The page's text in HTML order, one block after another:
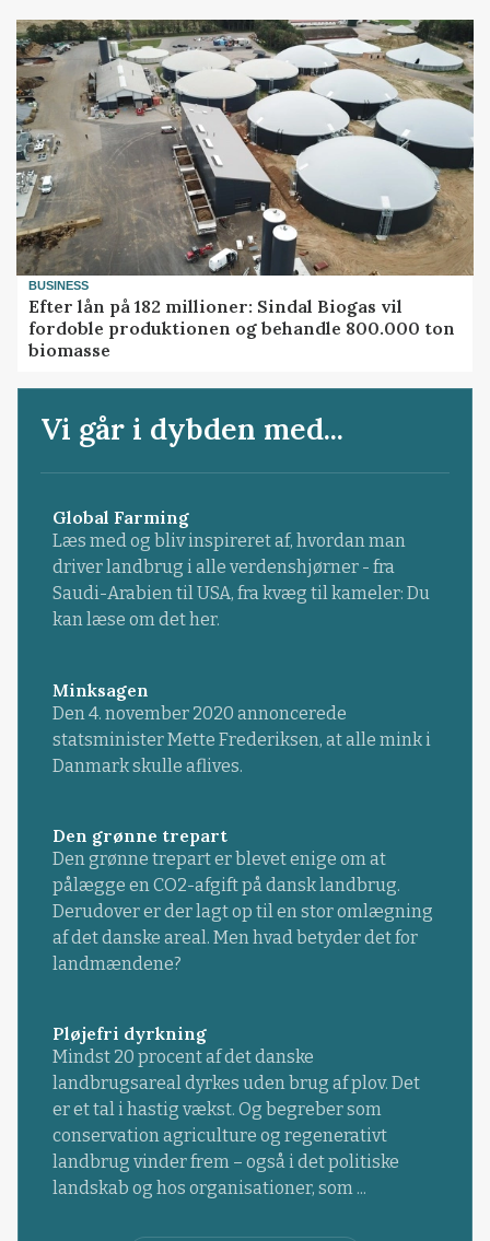
BUSINESS
Efter lån på 182 millioner: Sindal Biogas vil
fordoble produktionen og behandle 800.000 ton
biomasse
Vi går i dybden med...
Global Farming
Læs med og bliv inspireret af, hvordan man
driver landbrug i alle verdenshjørner - fra
Saudi-Arabien til USA, fra kvæg til kameler: Du
kan læse om det her.
Minksagen
Den 4. november 2020 annoncerede
statsminister Mette Frederiksen, at alle mink i
Danmark skulle aflives.
Den grønne trepart
Den grønne trepart er blevet enige om at
pålægge en CO2-afgift på dansk landbrug.
Derudover er der lagt op til en stor omlægning
af det danske areal. Men hvad betyder det for
landmændene?
Pløjefri dyrkning
Mindst 20 procent af det danske
landbrugsareal dyrkes uden brug af plov. Det
er et tal i hastig vækst. Og begreber som
conservation agriculture og regenerativt
landbrug vinder frem – også i det politiske
landskab og hos organisationer, som ...